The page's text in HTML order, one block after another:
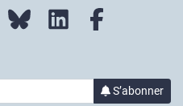
Mobilizon Bluesky LinkedIn
S’abonner